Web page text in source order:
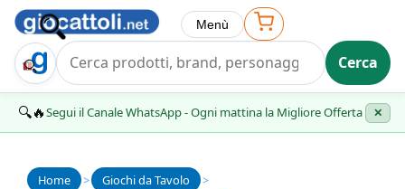
Trova Regalo Cerca
Menù
🔍🔥Segui il Canale WhatsApp - Ogni mattina la Migliore Offerta ✕
Home > Giochi da Tavolo
>